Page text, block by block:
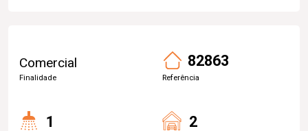
Comercial
Finalidade
82863
Referência
1 2